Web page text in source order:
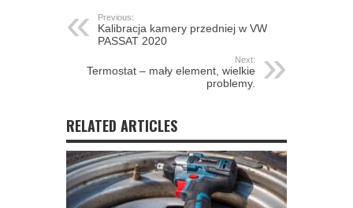
Previous:
Kalibracja kamery przedniej w VW
PASSAT 2020
Next:
Termostat – mały element, wielkie
problemy.
RELATED ARTICLES